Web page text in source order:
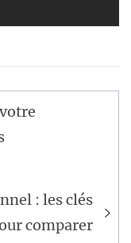
: les clés
comparer